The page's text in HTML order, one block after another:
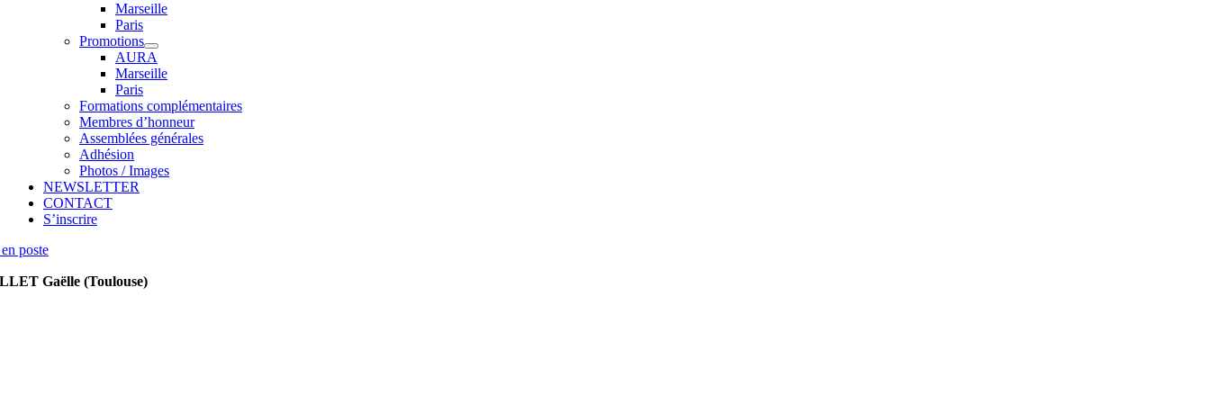
Marseille
Paris
Promotions
AURA
Marseille
Paris
Formations complémentaires
Membres d’honneur
Assemblées générales
Adhésion
Photos / Images
NEWSLETTER
CONTACT
S’inscrire
poste
Gaëlle (Toulouse)